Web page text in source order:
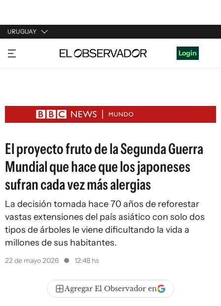
URUGUAY
URUGUAY
ARGENTINA
ESTADOS UNIDOS
Login
El proyecto fruto de la Segunda Guerra
Mundial que hace que los japoneses
sufran cada vez más alergias
La decisión tomada hace 70 años de reforestar
vastas extensiones del país asiático con solo dos
tipos de árboles le viene dificultando la vida a
millones de sus habitantes.
22 de mayo 2026 12:48 hs
Agregar El Observador en